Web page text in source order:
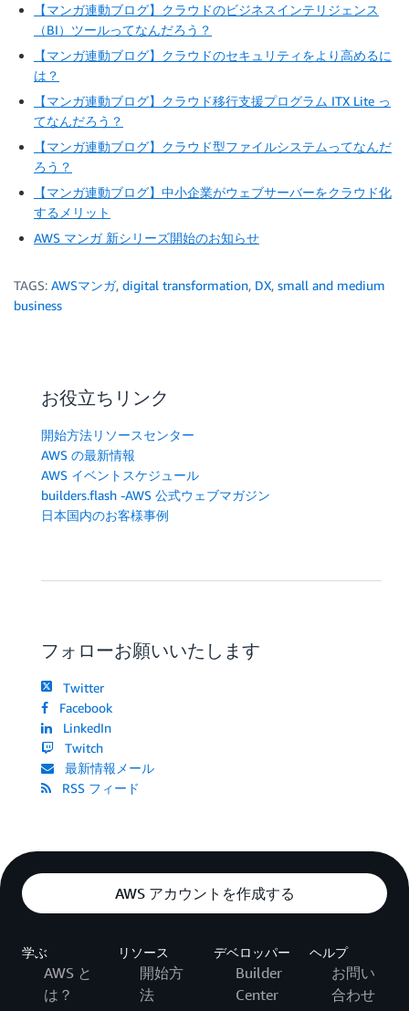
【マンガ連動ブログ】クラウドのビジネスインテリジェンス
（BI）ツールってなんだろう？
【マンガ連動ブログ】クラウドのセキュリティをより高めるに
は？
【マンガ連動ブログ】クラウド移行支援プログラム ITX Lite っ
てなんだろう？
【マンガ連動ブログ】クラウド型ファイルシステムってなんだ
ろう？
【マンガ連動ブログ】中小企業がウェブサーバーをクラウド化
するメリット
AWS マンガ 新シリーズ開始のお知らせ
TAGS: AWSマンガ, digital transformation, DX, small and medium
business
お役立ちリンク
開始方法リソースセンター
AWS の最新情報
AWS イベントスケジュール
builders.flash -AWS 公式ウェブマガジン
日本国内のお客様事例
フォローお願いいたします
Twitter
Facebook
LinkedIn
Twitch
最新情報メール
RSS フィード
AWS アカウントを作成する
学ぶ
AWS と
は？
リソース
開始方
法
デベロッパー
Builder
Center
ヘルプ
お問い
合わせ